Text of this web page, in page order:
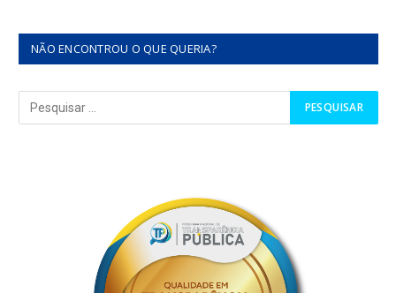
NÃO ENCONTROU O QUE QUERIA?